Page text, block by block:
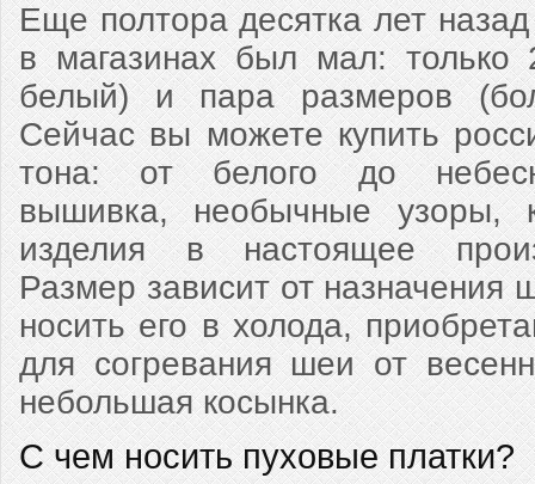
Еще полтора десятка лет
в магазинах был мал: только
белый) и пара размеров
Сейчас вы можете купить
тона: от белого до
вышивка, необычные узоры,
изделия в настоящее
Размер зависит от назначения
носить его в холода,
для согревания шеи от
небольшая косынка.
С чем носить пуховые платки?